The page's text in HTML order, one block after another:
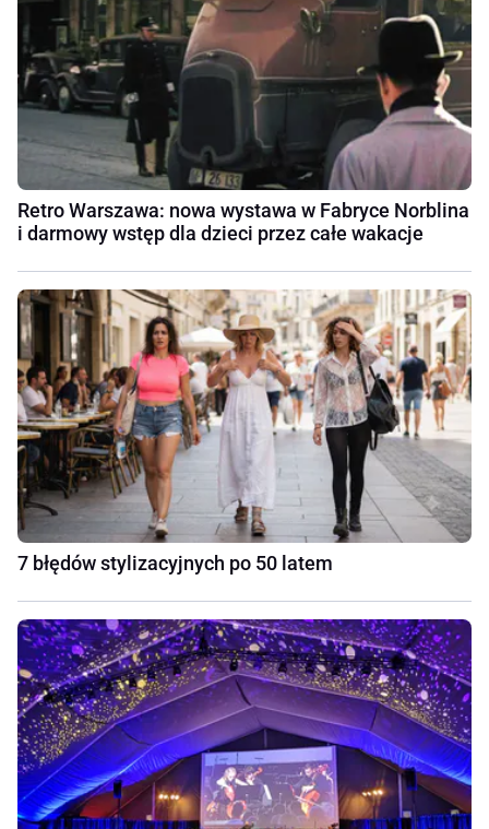
Retro Warszawa: nowa wystawa w Fabryce Norblina
i darmowy wstęp dla dzieci przez całe wakacje
7 błędów stylizacyjnych po 50 latem